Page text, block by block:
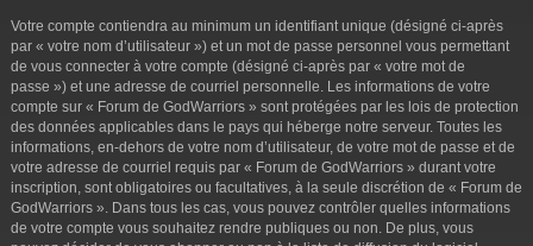
Votre compte contiendra au minimum un identifiant unique (désigné ci-après
par « votre nom d’utilisateur ») et un mot de passe personnel vous permettant
de vous connecter à votre compte (désigné ci-après par « votre mot de
passe ») et une adresse de courriel personnelle. Les informations de votre
compte sur « Forum de GodWarriors » sont protégées par les lois de protection
des données applicables dans le pays qui héberge notre serveur. Toutes les
informations, en-dehors de votre nom d’utilisateur, de votre mot de passe et de
votre adresse de courriel requis par « Forum de GodWarriors » durant votre
inscription, sont obligatoires ou facultatives, à la seule discrétion de « Forum de
GodWarriors ». Dans tous les cas, vous pouvez contrôler quelles informations
de votre compte vous souhaitez rendre publiques ou non. De plus, vous